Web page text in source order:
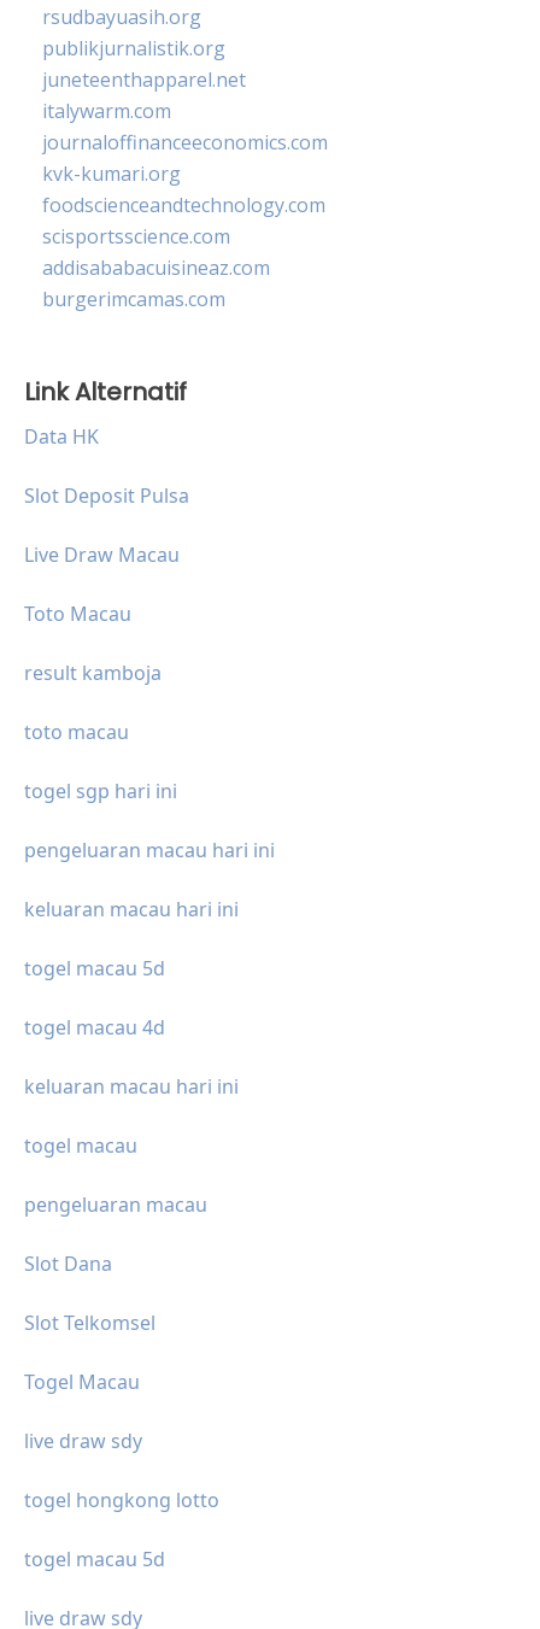
rsudbayuasih.org
publikjurnalistik.org
juneteenthapparel.net
italywarm.com
journaloffinanceeconomics.com
kvk-kumari.org
foodscienceandtechnology.com
scisportsscience.com
addisababacuisineaz.com
burgerimcamas.com
Link Alternatif
Data HK
Slot Deposit Pulsa
Live Draw Macau
Toto Macau
result kamboja
toto macau
togel sgp hari ini
pengeluaran macau hari ini
keluaran macau hari ini
togel macau 5d
togel macau 4d
keluaran macau hari ini
togel macau
pengeluaran macau
Slot Dana
Slot Telkomsel
Togel Macau
live draw sdy
togel hongkong lotto
togel macau 5d
live draw sdy